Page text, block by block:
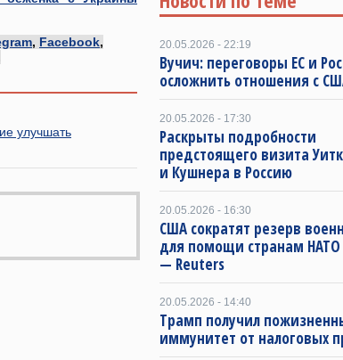
, Facebook,
улучшать
20.05.2026 - 22:19
Вучич: переговоры ЕС и
осложнить отношения с
20.05.2026 - 17:30
Раскрыты подробности
предстоящего визита
и Кушнера в Россию
20.05.2026 - 16:30
США сократят резерв
для помощи странам НАТО
— Reuters
20.05.2026 - 14:40
Трамп получил
иммунитет от налоговых